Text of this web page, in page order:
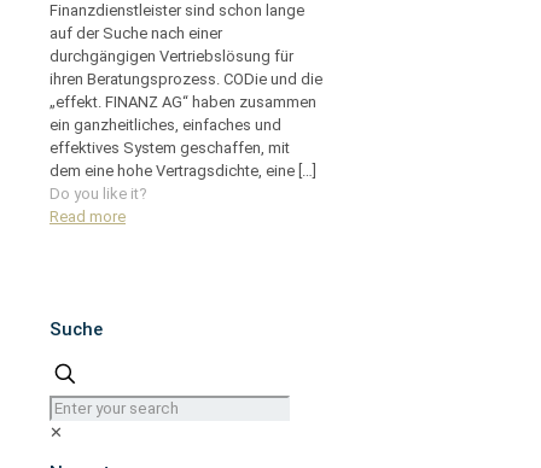
Finanzdienstleister sind schon lange
auf der Suche nach einer
durchgängigen Vertriebslösung für
ihren Beratungsprozess. CODie und die
„effekt. FINANZ AG“ haben zusammen
ein ganzheitliches, einfaches und
effektives System geschaffen, mit
dem eine hohe Vertragsdichte, eine […]
Do you like it?
Read more
Suche
✕